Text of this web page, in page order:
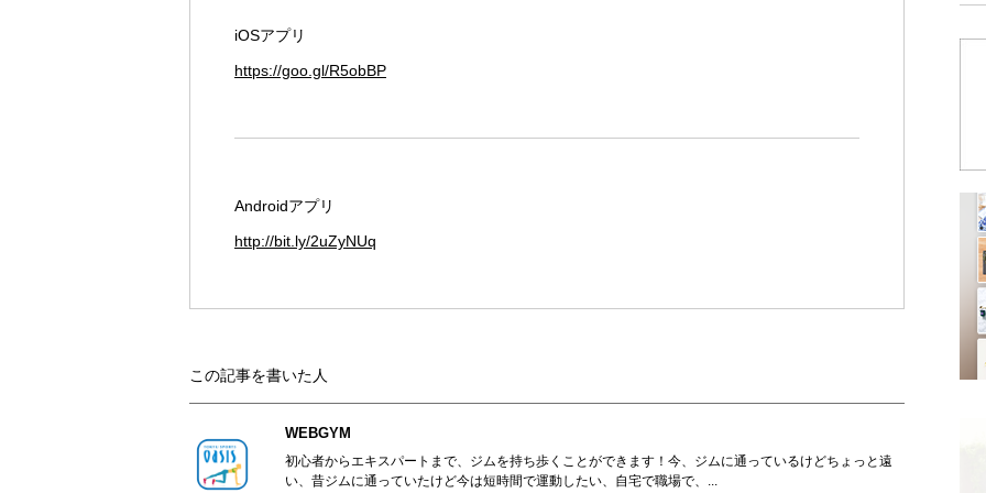
iOSアプリ
https://goo.gl/R5obBP
Androidアプリ
http://bit.ly/2uZyNUq
この記事を書いた人
WEBGYM
初心者からエキスパートまで、ジムを持ち歩くことができます！今、ジムに通っているけどちょっと遠
い、昔ジムに通っていたけど今は短時間で運動したい、自宅で職場で、...